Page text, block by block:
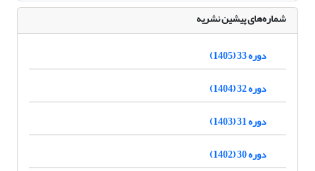
شماره‌های پیشین نشریه
دوره 33 (1405)
دوره 32 (1404)
دوره 31 (1403)
دوره 30 (1402)